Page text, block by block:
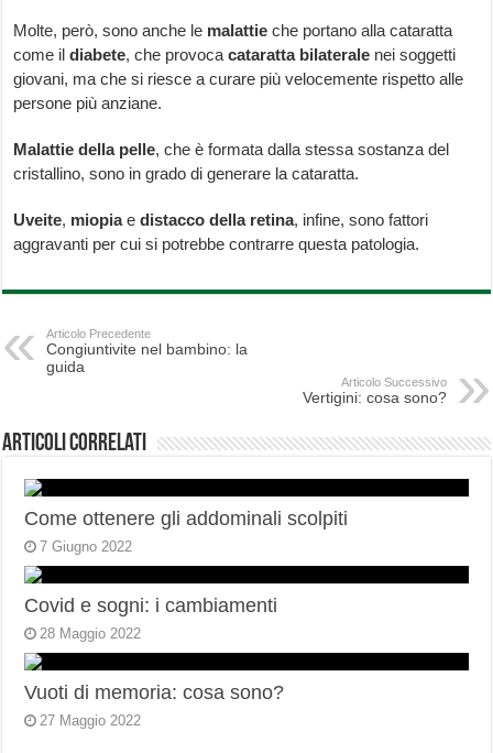
Molte, però, sono anche le malattie che portano alla cataratta
come ildiabete, che provocacataratta bilaterale nei soggetti
giovani, ma che si riesce a curare più velocemente rispetto alle
persone più anziane.
Malattie della pelle, che è formata dalla stessa sostanza del
cristallino, sono in grado di generare la cataratta.
Uveite, miopiaedistacco della retina, infine, sono fattori
aggravanti per cui si potrebbe contrarre questa patologia.
Articolo Precedente
Congiuntivite nel bambino: la
guida
Articolo Successivo
Vertigini: cosa sono?
Articoli correlati
Come ottenere gli addominali scolpiti
7 Giugno 2022
Covid e sogni: i cambiamenti
28 Maggio 2022
Vuoti di memoria: cosa sono?
27 Maggio 2022